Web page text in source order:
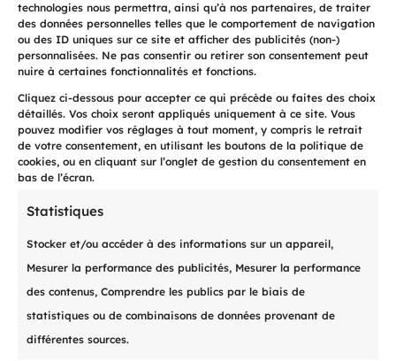
technologies nous permettra, ainsi qu’à nos partenaires, de traiter
des données personnelles telles que le comportement de navigation
ou des ID uniques sur ce site et afficher des publicités (non-)
personnalisées. Ne pas consentir ou retirer son consentement peut
nuire à certaines fonctionnalités et fonctions.
Cliquez ci-dessous pour accepter ce qui précède ou faites des choix
détaillés. Vos choix seront appliqués uniquement à ce site. Vous
pouvez modifier vos réglages à tout moment, y compris le retrait
de votre consentement, en utilisant les boutons de la politique de
cookies, ou en cliquant sur l’onglet de gestion du consentement en
bas de l’écran.
Statistiques
Stocker et/ou accéder à des informations sur un appareil,
Mesurer la performance des publicités, Mesurer la performance
des contenus, Comprendre les publics par le biais de
statistiques ou de combinaisons de données provenant de
différentes sources.
Lesservices
à votre
disposition
t